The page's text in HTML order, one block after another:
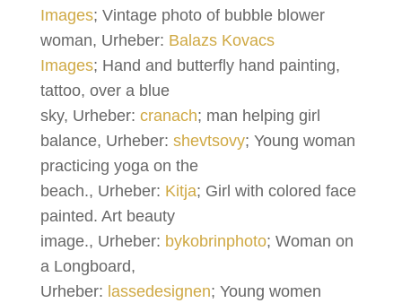
Images; Vintage photo of bubble blower
woman, Urheber: Balazs Kovacs
Images; Hand and butterfly hand painting,
tattoo, over a blue
sky, Urheber: cranach; man helping girl
balance, Urheber: shevtsovy; Young woman
practicing yoga on the
beach., Urheber: Kitja; Girl with colored face
painted. Art beauty
image., Urheber: bykobrinphoto; Woman on
a Longboard,
Urheber: lassedesignen; Young women